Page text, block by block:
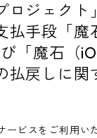
ロジェクト
払手段「
「魔石（
払戻しに関
ービスをご利用い